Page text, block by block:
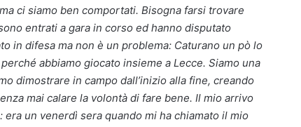
ci siamo ben comportati. Bisogna farsi trovare
entrati a gara in corso ed hanno disputato
in difesa ma non è un problema: Caturano un pò lo
abbiamo giocato insieme a Lecce. Siamo una
dimostrare in campo dall’inizio alla fine, creando
mai calare la volontà di fare bene. Il mio arrivo
era un venerdì sera quando mi ha chiamato il mio